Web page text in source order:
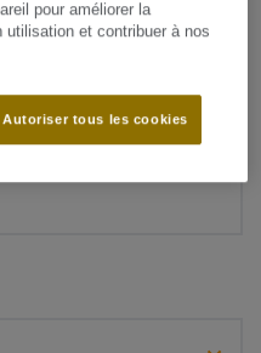
pour améliorer la
et contribuer à nos
Autoriser tous les cookies